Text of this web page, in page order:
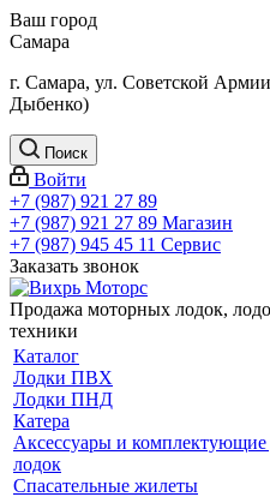
Ваш город
Самара
г. Самара, ул. Советской
Дыбенко)
Поиск
Войти
+7 (987) 921 27 89
+7 (987) 921 27 89 Магазин
+7 (987) 945 45 11 Сервис
Заказать звонок
Продажа моторных лодок,
техники
Каталог
Лодки ПВХ
Лодки ПНД
Катера
Аксессуары и комплектующие
лодок
Спасательные жилеты